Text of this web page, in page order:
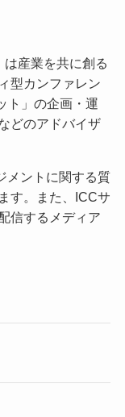
産業を共に創る
型カンファレン
ト」の企画・運
どのアドバイザ
メントに関する質
す。また、ICCサ
信するメディア